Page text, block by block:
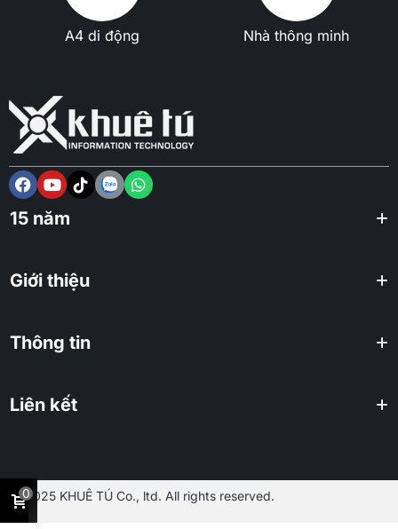
A4 di động Nhà thông minh
15 năm
Giới thiệu
Thông tin
Liên kết
2025 KHUÊ TÚ Co., ltd. All rights reserved.
0